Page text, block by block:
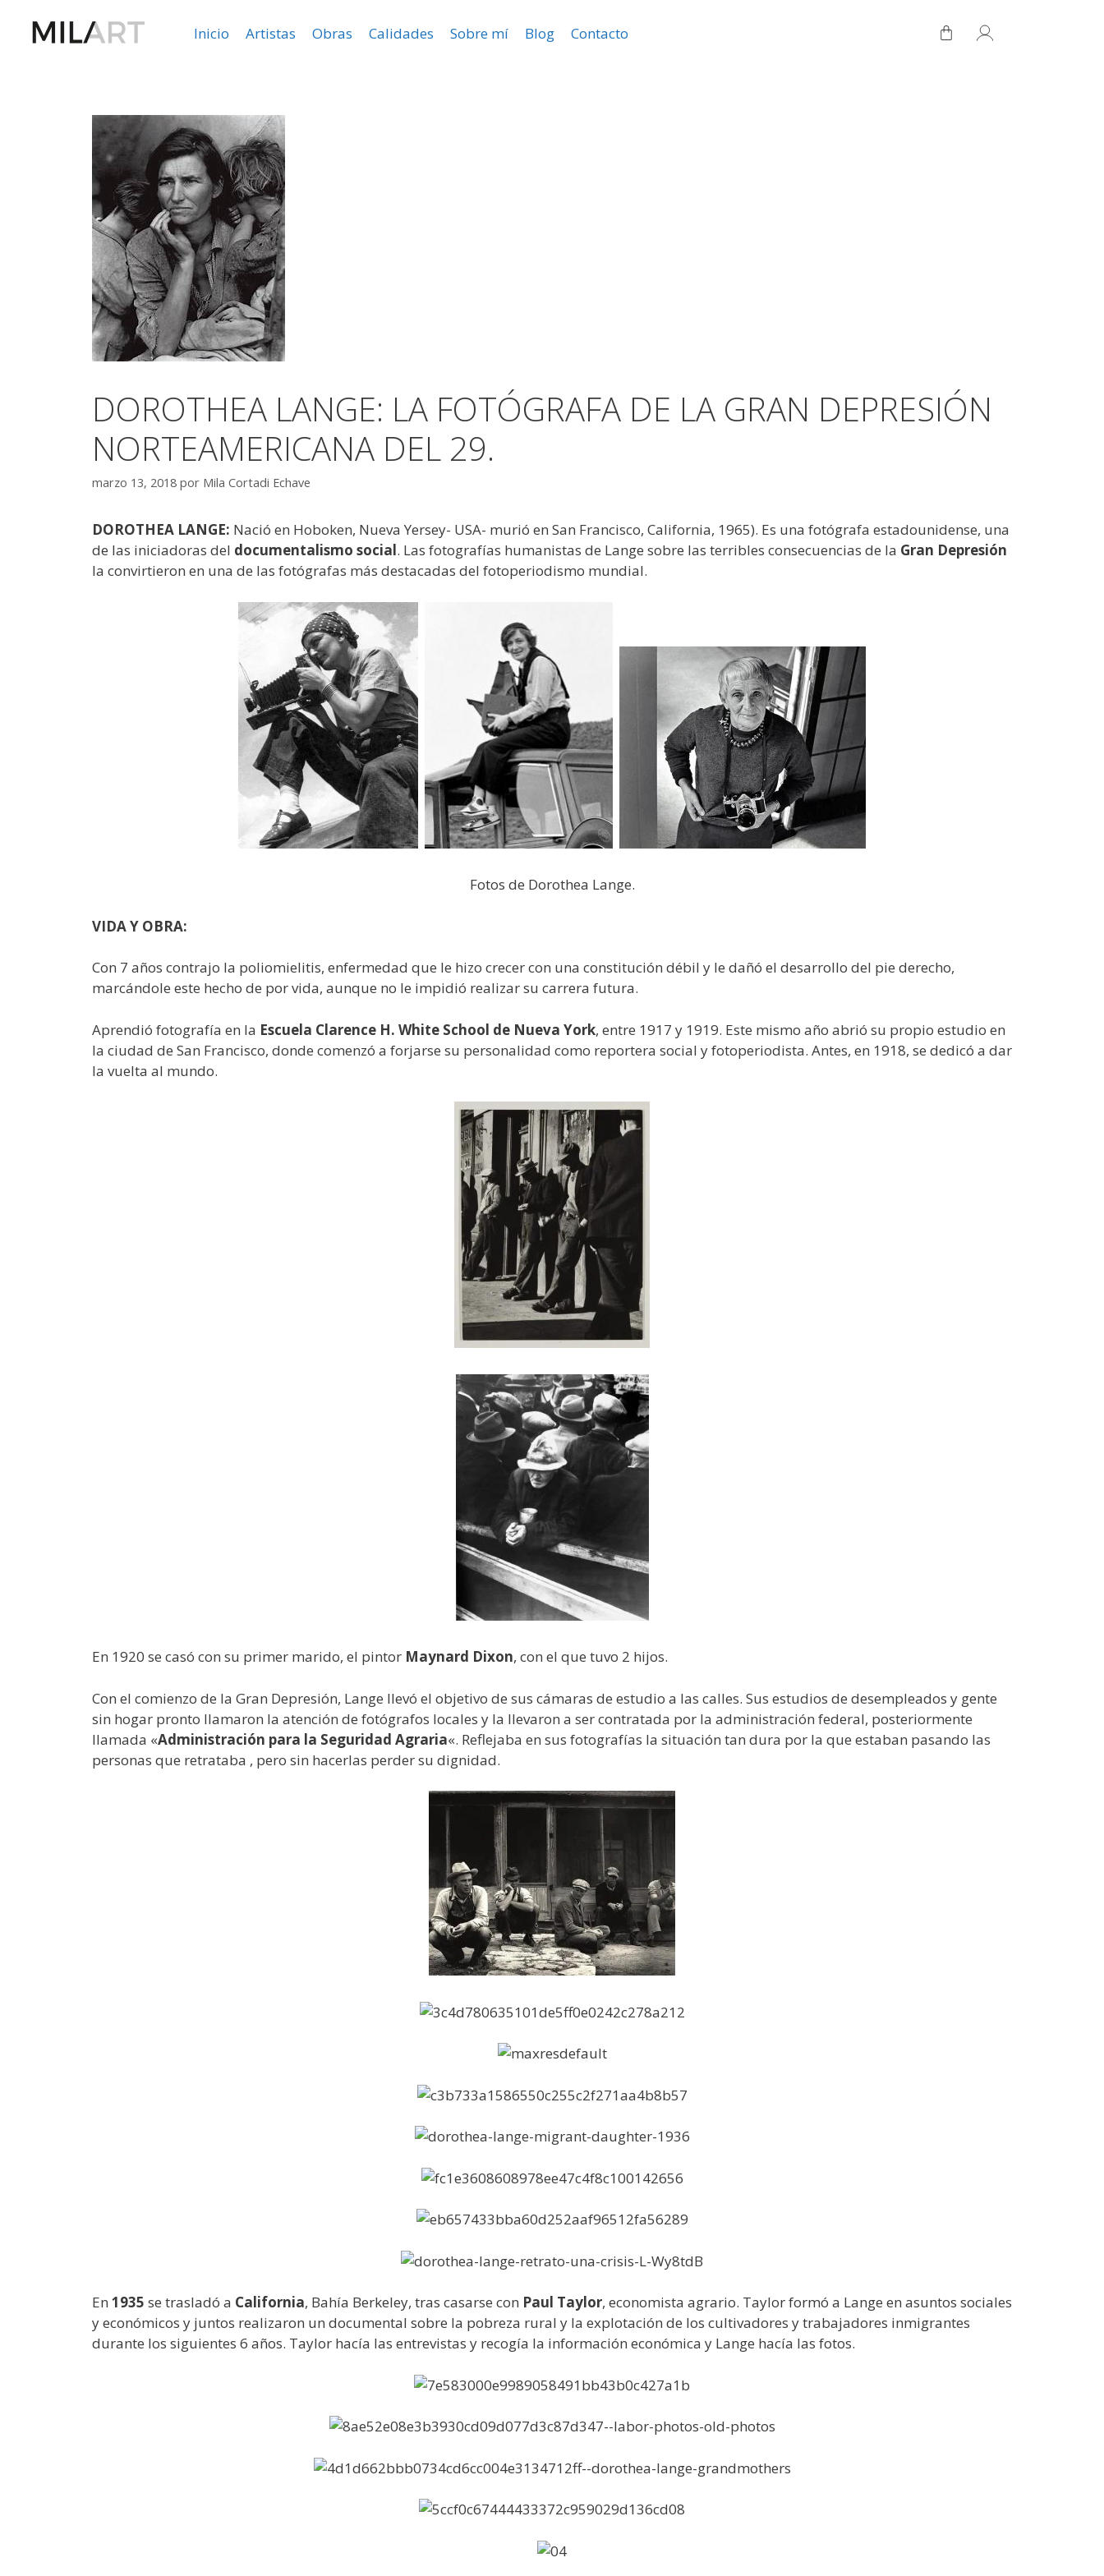
Inicio Artistas Obras Calidades Sobre mí Blog Contacto
DOROTHEA LANGE: LA FOTÓGRAFA DE LA GRAN DEPRESIÓN
NORTEAMERICANA DEL 29.
marzo 13, 2018 por Mila Cortadi Echave
DOROTHEA LANGE: Nació en Hoboken, Nueva Yersey- USA- murió en San Francisco, California, 1965). Es una fotógrafa estadounidense, una
de las iniciadoras del documentalismo social. Las fotografías humanistas de Lange sobre las terribles consecuencias de la Gran Depresión
la convirtieron en una de las fotógrafas más destacadas del fotoperiodismo mundial.
Fotos de Dorothea Lange.
VIDA Y OBRA:
Con 7 años contrajo la poliomielitis, enfermedad que le hizo crecer con una constitución débil y le dañó el desarrollo del pie derecho,
marcándole este hecho de por vida, aunque no le impidió realizar su carrera futura.
Aprendió fotografía en la Escuela Clarence H. White School de Nueva York, entre 1917 y 1919. Este mismo año abrió su propio estudio en
la ciudad de San Francisco, donde comenzó a forjarse su personalidad como reportera social y fotoperiodista. Antes, en 1918, se dedicó a dar
la vuelta al mundo.
En 1920 se casó con su primer marido, el pintor Maynard Dixon, con el que tuvo 2 hijos.
Con el comienzo de la Gran Depresión, Lange llevó el objetivo de sus cámaras de estudio a las calles. Sus estudios de desempleados y gente
sin hogar pronto llamaron la atención de fotógrafos locales y la llevaron a ser contratada por la administración federal, posteriormente
llamada «Administración para la Seguridad Agraria«. Reflejaba en sus fotografías la situación tan dura por la que estaban pasando las
personas que retrataba , pero sin hacerlas perder su dignidad.
En 1935 se trasladó a California, Bahía Berkeley, tras casarse con Paul Taylor, economista agrario. Taylor formó a Lange en asuntos sociales
y económicos y juntos realizaron un documental sobre la pobreza rural y la explotación de los cultivadores y trabajadores inmigrantes
durante los siguientes 6 años. Taylor hacía las entrevistas y recogía la información económica y Lange hacía las fotos.